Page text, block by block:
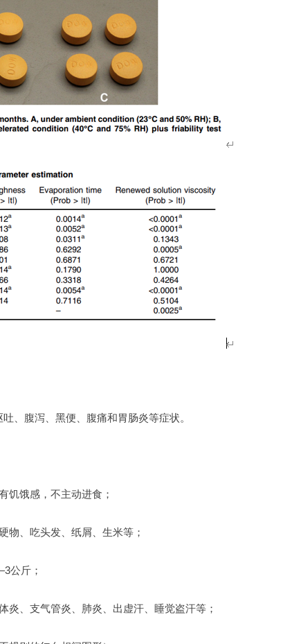
、腹泻、黑便、腹痛和胃肠炎等症状。
饥饿感，不主动进食；
物、吃头发、纸屑、生米等；
公斤；
、支气管炎、肺炎、出虚汗、睡觉盗汗等；